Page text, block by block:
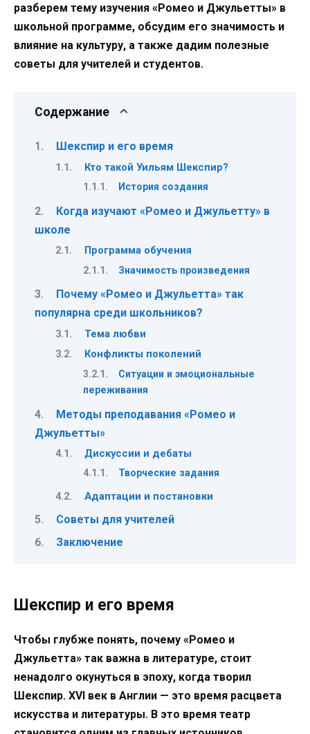
разберем тему изучения «Ромео и Джульетты» в
школьной программе, обсудим его значимость и
влияние на культуру, а также дадим полезные
советы для учителей и студентов.
Содержание
Шекспир и его время
Кто такой Уильям Шекспир?
История создания
Когда изучают «Ромео и Джульетту» в
школе
Программа обучения
Значимость произведения
Почему «Ромео и Джульетта» так
популярна среди школьников?
Тема любви
Конфликты поколений
Ситуации и эмоциональные
переживания
Методы преподавания «Ромео и
Джульетты»
Дискуссии и дебаты
Творческие задания
Адаптации и постановки
Советы для учителей
Заключение
Шекспир и его время
Чтобы глубже понять, почему «Ромео и
Джульетта» так важна в литературе, стоит
ненадолго окунуться в эпоху, когда творил
Шекспир. XVI век в Англии — это время расцвета
искусства и литературы. В это время театр